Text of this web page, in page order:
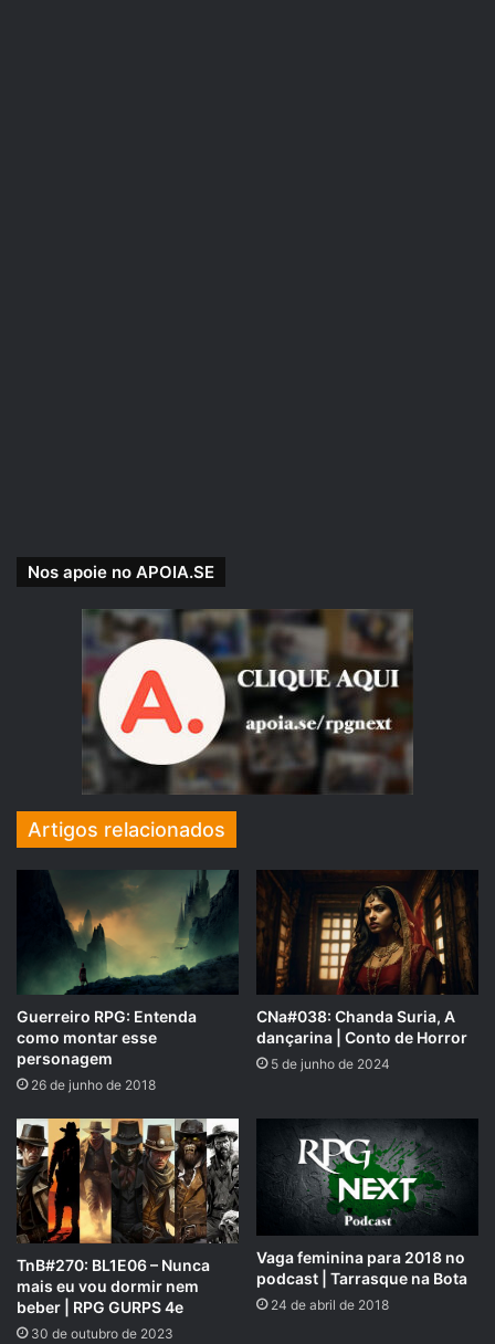
Nos apoie no APOIA.SE
Artigos relacionados
Guerreiro RPG: Entenda
como montar esse
personagem
26 de junho de 2018
CNa#038: Chanda Suria, A
dançarina | Conto de Horror
5 de junho de 2024
TnB#270: BL1E06 – Nunca
mais eu vou dormir nem
beber | RPG GURPS 4e
30 de outubro de 2023
Vaga feminina para 2018 no
podcast | Tarrasque na Bota
24 de abril de 2018